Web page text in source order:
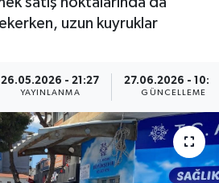
uzun kuyruklar
26.05.2026 - 21:27
YAYINLANMA
27.06.2026 -
GÜNCELLEME